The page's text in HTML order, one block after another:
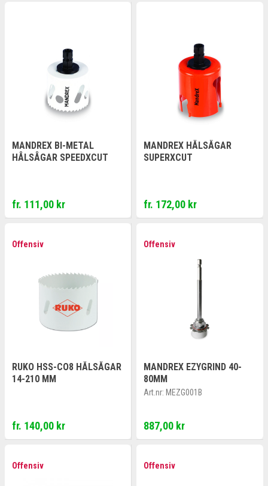
MANDREX BI-METAL
HÅLSÅGAR SPEEDXCUT
fr. 111,00 kr
MANDREX HÅLSÅGAR
SUPERXCUT
fr. 172,00 kr
Offensiv
RUKO HSS-CO8 HÅLSÅGAR
14-210 MM
fr. 140,00 kr
Offensiv
MANDREX EZYGRIND 40-
80MM
Art.nr: MEZG001B
887,00 kr
Offensiv Offensiv